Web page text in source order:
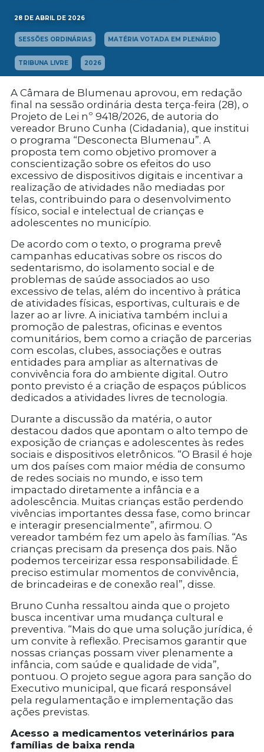
28 DE ABRIL DE 2026
SESSÕES ORDINÁRIAS MATÉRIA VOTADA EM PLENÁRIO
TRIBUNA LIVRE 2026
A Câmara de Blumenau aprovou, em redação
final na sessão ordinária desta terça-feira (28), o
Projeto de Lei nº 9418/2026, de autoria do
vereador Bruno Cunha (Cidadania), que institui
o programa “Desconecta Blumenau”. A
proposta tem como objetivo promover a
conscientização sobre os efeitos do uso
excessivo de dispositivos digitais e incentivar a
realização de atividades não mediadas por
telas, contribuindo para o desenvolvimento
físico, social e intelectual de crianças e
adolescentes no município.
De acordo com o texto, o programa prevê
campanhas educativas sobre os riscos do
sedentarismo, do isolamento social e de
problemas de saúde associados ao uso
excessivo de telas, além do incentivo à prática
de atividades físicas, esportivas, culturais e de
lazer ao ar livre. A iniciativa também inclui a
promoção de palestras, oficinas e eventos
comunitários, bem como a criação de parcerias
com escolas, clubes, associações e outras
entidades para ampliar as alternativas de
convivência fora do ambiente digital. Outro
ponto previsto é a criação de espaços públicos
dedicados a atividades livres de tecnologia.
Durante a discussão da matéria, o autor
destacou dados que apontam o alto tempo de
exposição de crianças e adolescentes às redes
sociais e dispositivos eletrônicos. “O Brasil é hoje
um dos países com maior média de consumo
de redes sociais no mundo, e isso tem
impactado diretamente a infância e a
adolescência. Muitas crianças estão perdendo
vivências importantes dessa fase, como brincar
e interagir presencialmente”, afirmou. O
vereador também fez um apelo às famílias. “As
crianças precisam da presença dos pais. Não
podemos terceirizar essa responsabilidade. É
preciso estimular momentos de convivência,
de brincadeiras e de conexão real”, disse.
Bruno Cunha ressaltou ainda que o projeto
busca incentivar uma mudança cultural e
preventiva. “Mais do que uma solução jurídica, é
um convite à reflexão. Precisamos garantir que
nossas crianças possam viver plenamente a
infância, com saúde e qualidade de vida”,
pontuou. O projeto segue agora para sanção do
Executivo municipal, que ficará responsável
pela regulamentação e implementação das
ações previstas.
Acesso a medicamentos veterinários para
famílias de baixa renda